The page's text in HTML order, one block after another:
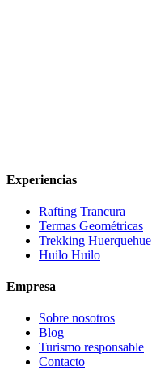
Experiencias
Rafting Trancura
Termas Geométricas
Trekking Huerquehue
Huilo Huilo
Empresa
Sobre nosotros
Blog
Turismo responsable
Contacto